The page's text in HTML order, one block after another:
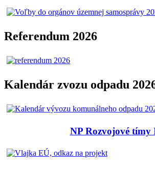
Referendum 2026
Kalendár zvozu odpadu
NP Rozvojové tímy